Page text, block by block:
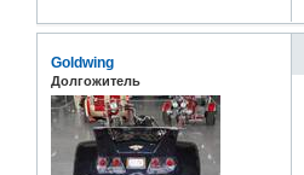
Goldwing
Долгожитель